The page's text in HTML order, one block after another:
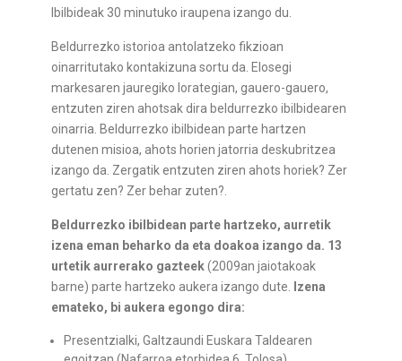
Ibilbideak 30 minutuko iraupena izango du.
Beldurrezko istorioa antolatzeko fikzioan
oinarritutako kontakizuna sortu da. Elosegi
markesaren jauregiko lorategian, gauero-gauero,
entzuten ziren ahotsak dira beldurrezko ibilbidearen
oinarria. Beldurrezko ibilbidean parte hartzen
dutenen misioa, ahots horien jatorria deskubritzea
izango da. Zergatik entzuten ziren ahots horiek? Zer
gertatu zen? Zer behar zuten?.
Beldurrezko ibilbidean parte hartzeko, aurretik
izena eman beharko da eta doakoa izango da. 13
urtetik aurrerako gazteek(2009an jaiotakoak
barne) parte hartzeko aukera izango dute.
Izena
emateko, bi aukera egongo dira:
Presentzialki, Galtzaundi Euskara Taldearen